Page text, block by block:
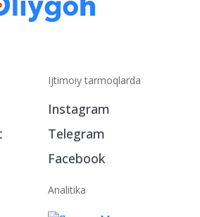
Ijtimoiy tarmoqlarda
Telegram